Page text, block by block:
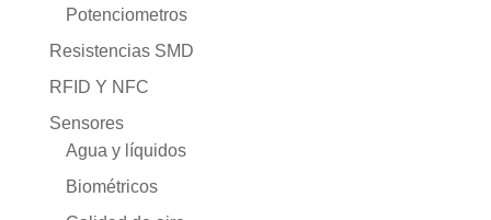
Potenciometros
Resistencias SMD
RFID Y NFC
Sensores
Agua y líquidos
Biométricos